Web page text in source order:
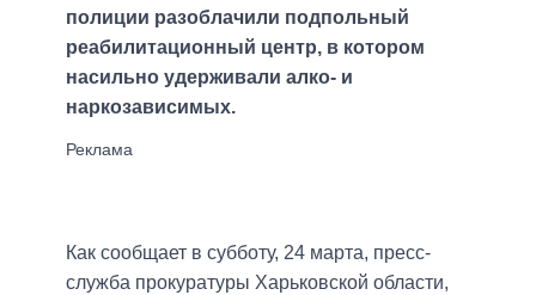
полиции разоблачили подпольный
реабилитационный центр, в котором
насильно удерживали алко- и
наркозависимых.
Как сообщает в субботу, 24 марта, пресс-
служба прокуратуры Харьковской области,